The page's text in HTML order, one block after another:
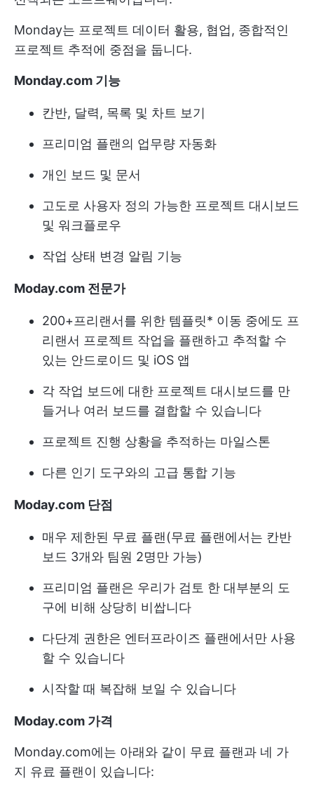
Monday는 프로젝트 데이터 활용, 협업, 종합적인
프로젝트 추적에 중점을 둡니다.
Monday.com 기능
칸반, 달력, 목록 및 차트 보기
프리미엄 플랜의 업무량 자동화
개인 보드 및 문서
고도로 사용자 정의 가능한 프로젝트 대시보드
및 워크플로우
작업 상태 변경 알림 기능
Moday.com 전문가
200+프리랜서를 위한 템플릿* 이동 중에도 프
리랜서 프로젝트 작업을 플랜하고 추적할 수
있는 안드로이드 및 iOS 앱
각 작업 보드에 대한 프로젝트 대시보드를 만
들거나 여러 보드를 결합할 수 있습니다
프로젝트 진행 상황을 추적하는 마일스톤
다른 인기 도구와의 고급 통합 기능
Moday.com 단점
매우 제한된 무료 플랜(무료 플랜에서는 칸반
보드 3개와 팀원 2명만 가능)
프리미엄 플랜은 우리가 검토 한 대부분의 도
구에 비해 상당히 비쌉니다
다단계 권한은 엔터프라이즈 플랜에서만 사용
할 수 있습니다
시작할 때 복잡해 보일 수 있습니다
Moday.com 가격
Monday.com에는 아래와 같이 무료 플랜과 네 가
지 유료 플랜이 있습니다: